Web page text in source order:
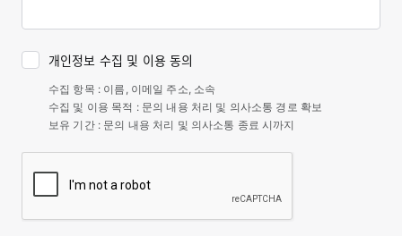
개인정보 수집 및 이용 동의
수집 항목 : 이름, 이메일 주소, 소속
수집 및 이용 목적 : 문의 내용 처리 및 의사소통 경로 확보
보유 기간 : 문의 내용 처리 및 의사소통 종료 시까지